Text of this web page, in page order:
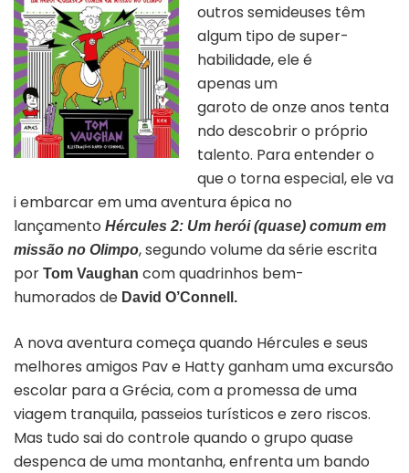
outros semideuses têm
algum tipo de super-
habilidade, ele é
apenas um
garoto de onze anos tenta
ndo descobrir o próprio
talento. Para entender o
que o torna especial, ele va
i embarcar em uma aventura épica no
lançamento Hércules 2: Um herói (quase) comum em
missão no Olimpo, segundo volume da série escrita
por Tom Vaughan com quadrinhos bem-
humorados de David O’Connell.
A nova aventura começa quando Hércules e seus
melhores amigos Pav e Hatty ganham uma excursão
escolar para a Grécia, com a promessa de uma
viagem tranquila, passeios turísticos e zero riscos.
Mas tudo sai do controle quando o grupo quase
despenca de uma montanha, enfrenta um bando